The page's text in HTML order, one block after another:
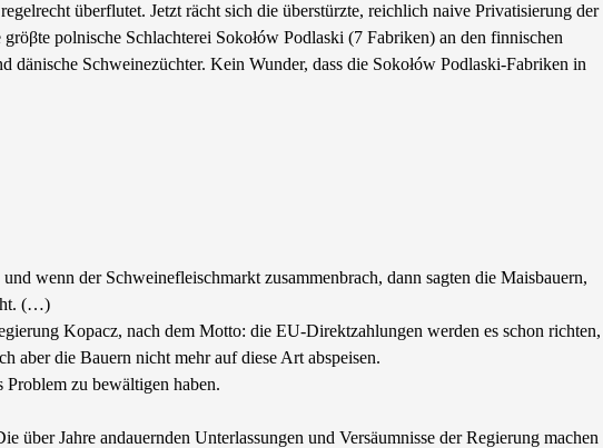
überflutet. Jetzt rächt sich die überstürzte, reichlich naive Privatisierung der
polnische Schlachterei Sokołów Podlaski (7 Fabriken) an den finnischen
Schweinezüchter. Kein Wunder, dass die Sokołów Podlaski-Fabriken in
wenn der Schweinefleischmarkt zusammenbrach, dann sagten die Maisbauern,
(…)
Kopacz, nach dem Motto: die EU-Direktzahlungen werden es schon richten,
aber die Bauern nicht mehr auf diese Art abspeisen.
zu bewältigen haben.
über Jahre andauernden Unterlassungen und Versäumnisse der Regierung machen